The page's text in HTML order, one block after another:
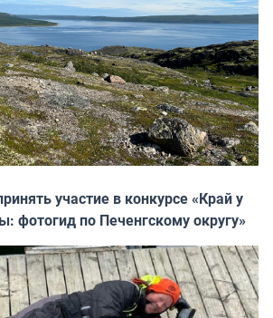
участие в конкурсе «Край у
фотогид по Печенгскому округу»